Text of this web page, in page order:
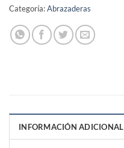
Categoría:Abrazaderas
INFORMACIÓN ADICIONAL